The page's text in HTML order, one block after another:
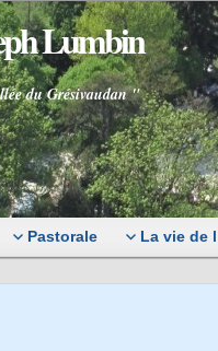
Lumbin
du Grésivaudan "
Pastorale La vie de